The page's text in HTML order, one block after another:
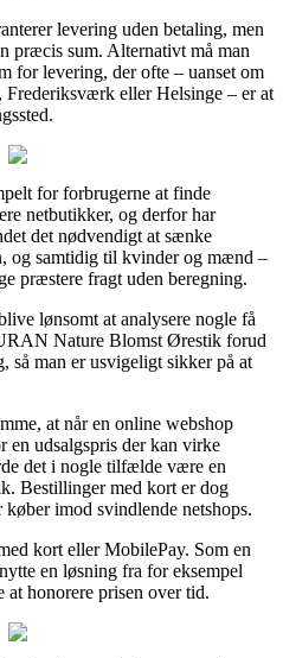
levering uden betaling, men
præcis sum. Alternativt må man
for levering, der ofte – uanset om
Frederiksværk eller Helsinge – er at
for forbrugerne at finde
netbutikker, og derfor har
det nødvendigt at sænke
og samtidig til kvinder og mænd –
præstere fragt uden beregning.
lønsomt at analysere nogle få
Nature Blomst Ørestik forud
man er usvigeligt sikker på at
at når en online webshop
en udsalgspris der kan virke
det i nogle tilfælde være en
Bestillinger med kort er dog
imod svindlende netshops.
kort eller MobilePay. Som en
en løsning fra for eksempel
honorere prisen over tid.